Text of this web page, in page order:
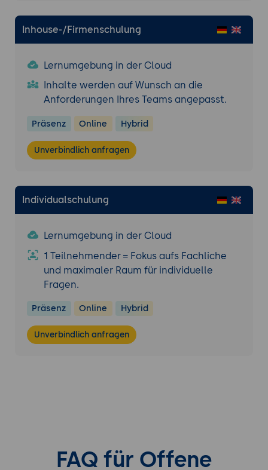
Inhouse-/Firmenschulung
Lernumgebung in der Cloud
Inhalte werden auf Wunsch an die
Anforderungen Ihres Teams angepasst.
Präsenz Online Hybrid
Unverbindlich anfragen
Individualschulung
Lernumgebung in der Cloud
1 Teilnehmender = Fokus aufs Fachliche
und maximaler Raum für individuelle
Fragen.
Präsenz Online Hybrid
Unverbindlich anfragen
FAQ für Offene